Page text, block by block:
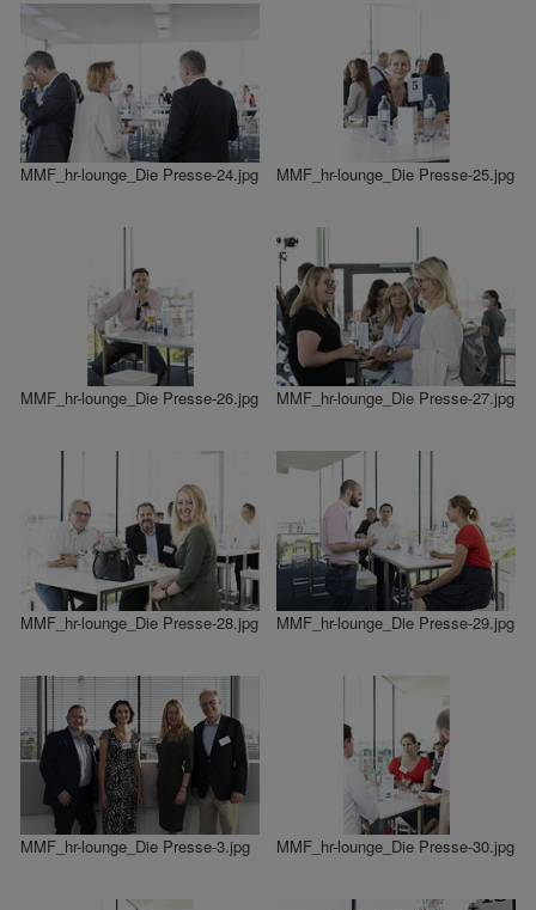
MMF_hr-lounge_Die Presse-24.jpg MMF_hr-lounge_Die Presse-25.jpg
MMF_hr-lounge_Die Presse-26.jpg MMF_hr-lounge_Die Presse-27.jpg
MMF_hr-lounge_Die Presse-28.jpg MMF_hr-lounge_Die Presse-29.jpg
MMF_hr-lounge_Die Presse-3.jpg MMF_hr-lounge_Die Presse-30.jpg